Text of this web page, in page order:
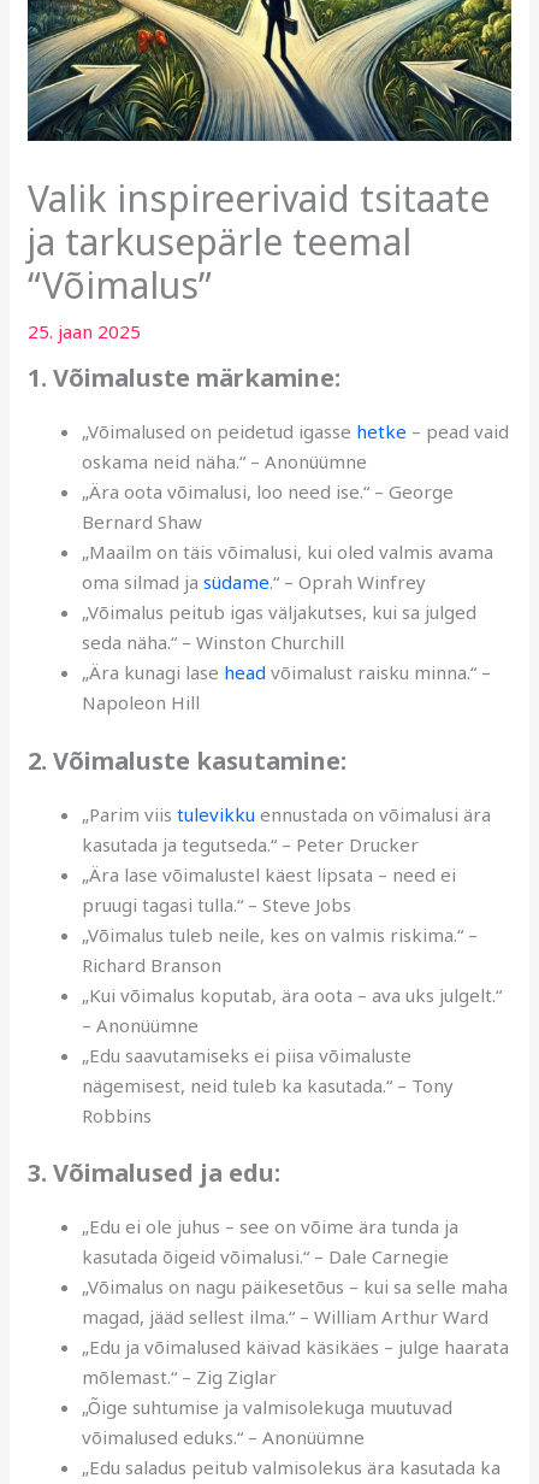
Valik inspireerivaid tsitaate
ja tarkusepärle teemal
“Võimalus”
25. jaan 2025
1. Võimaluste märkamine:
„Võimalused on peidetud igasse hetke – pead vaid
oskama neid näha.“ – Anonüümne
„Ära oota võimalusi, loo need ise.“ – George
Bernard Shaw
„Maailm on täis võimalusi, kui oled valmis avama
oma silmad jasüdame.“ – Oprah Winfrey
„Võimalus peitub igas väljakutses, kui sa julged
seda näha.“ – Winston Churchill
„Ära kunagi lase head võimalust raisku minna.“ –
Napoleon Hill
2. Võimaluste kasutamine:
„Parim viistulevikku ennustada on võimalusi ära
kasutada ja tegutseda.“ – Peter Drucker
„Ära lase võimalustel käest lipsata – need ei
pruugi tagasi tulla.“ – Steve Jobs
„Võimalus tuleb neile, kes on valmis riskima.“ –
Richard Branson
„Kui võimalus koputab, ära oota – ava uks julgelt.“
– Anonüümne
„Edu saavutamiseks ei piisa võimaluste
nägemisest, neid tuleb ka kasutada.“ – Tony
Robbins
3. Võimalused ja edu:
„Edu ei ole juhus – see on võime ära tunda ja
kasutada õigeid võimalusi.“ – Dale Carnegie
„Võimalus on nagu päikesetõus – kui sa selle maha
magad, jääd sellest ilma.“ – William Arthur Ward
„Edu ja võimalused käivad käsikäes – julge haarata
mõlemast.“ – Zig Ziglar
„Õige suhtumise ja valmisolekuga muutuvad
võimalused eduks.“ – Anonüümne
„Edu saladus peitub valmisolekus ära kasutada ka